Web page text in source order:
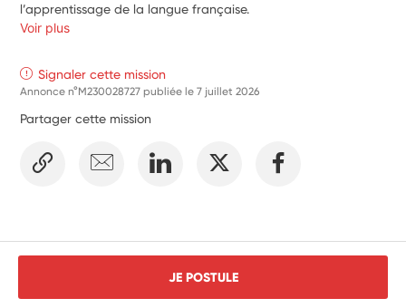
l’apprentissage de la langue française.
Voir plus
Signaler cette mission
Annonce n°M230028727 publiée le7 juillet 2026
Partager cette mission
JE POSTULE